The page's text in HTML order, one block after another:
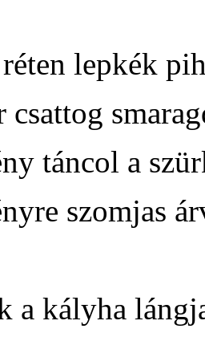
lepkék
csattog
táncol a
szomjas
a kályha